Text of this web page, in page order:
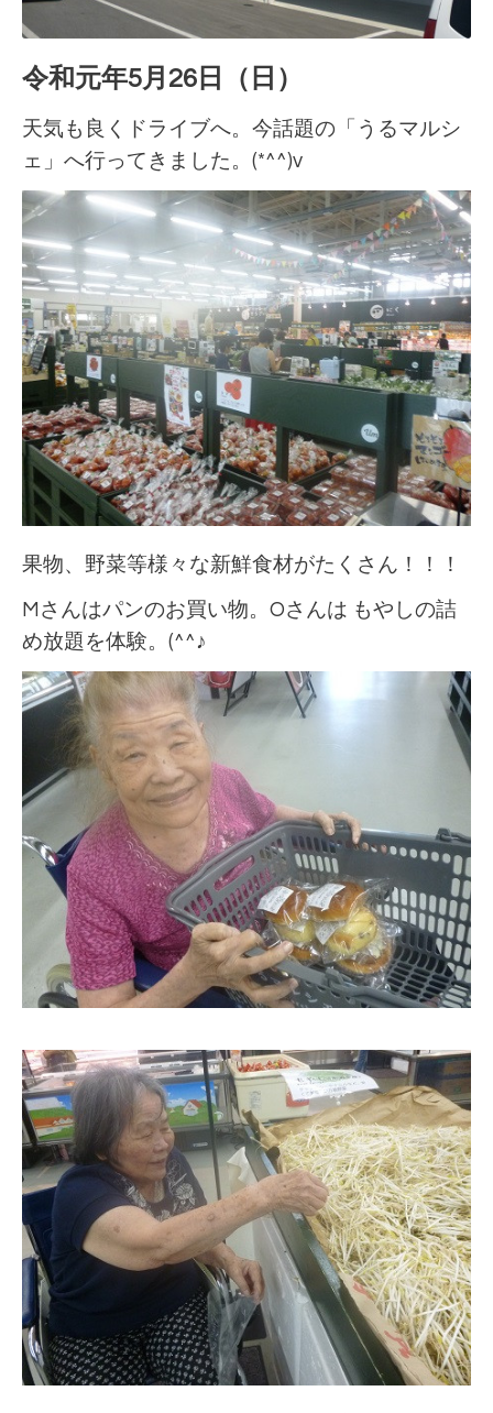
令和元年5月26日（日）
天気も良くドライブへ。今話題の「うるマルシ
ェ」へ行ってきました。(*^^)v
果物、野菜等様々な新鮮食材がたくさん！！！
Mさんはパンのお買い物。Oさんは もやしの詰
め放題を体験。(^^♪